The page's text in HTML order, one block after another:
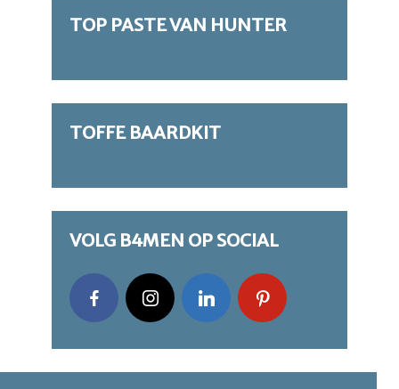
TOP PASTE VAN HUNTER
TOFFE BAARDKIT
VOLG B4MEN OP SOCIAL